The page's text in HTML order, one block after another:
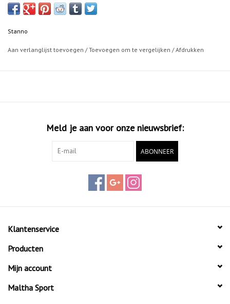
garandeert optimale vochtafvoer. Aan de zijkanten en in de nek
bevinden zich Stanno logo’s.
Stanno
Aan verlanglijst toevoegen /Toevoegen om te vergelijken /Afdrukken
Meld je aan voor onze nieuwsbrief:
ABONNEER
Klantenservice
Producten
Mijn account
Maltha Sport